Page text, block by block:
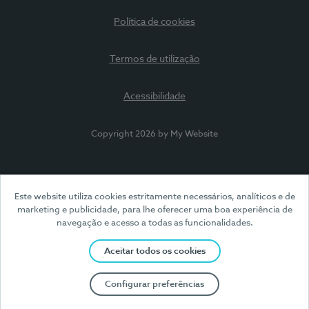
Este website utiliza cookies estritamente necessários, analíticos e de
marketing e publicidade, para lhe oferecer uma boa experiência de
navegação e acesso a todas as funcionalidades.
Aceitar todos os cookies
Configurar preferências
Política de cookies
Termos de utilização
Acessibilidade
Copyright 2026 by My Website